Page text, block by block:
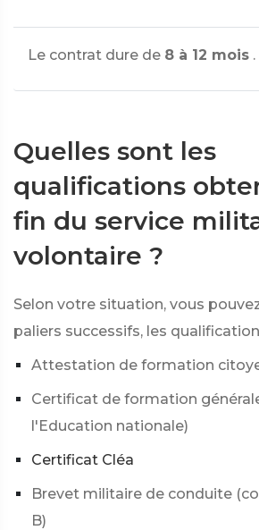
Le contrat dure de 8 à 12 mois .
Quelles sont les
qualifications
fin du service
volontaire ?
Selon votre situation, vous
paliers successifs, les
Attestation de formation
Certificat de formation
l'Education nationale)
Certificat Cléa
Brevet militaire de conduite
B)